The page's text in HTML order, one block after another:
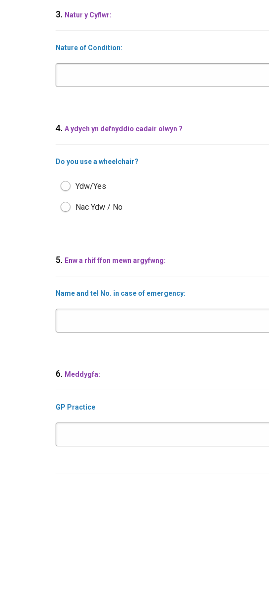
3. Natur y Cyflwr:
Nature of Condition:
4. A ydych yn defnyddio cadair olwyn ?
Do you use a wheelchair?
Ydw/Yes
Nac Ydw / No
5. Enw a rhif ffon mewn argyfwng:
Name and tel No. in case of emergency:
6. Meddygfa:
GP Practice